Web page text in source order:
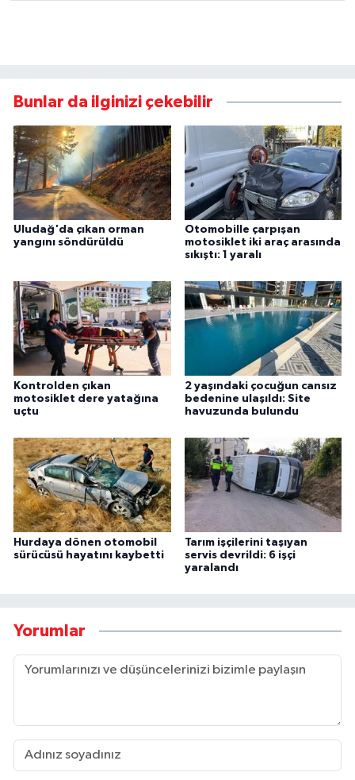
Bunlar da ilginizi çekebilir
Uludağ'da çıkan orman
yangını söndürüldü
Otomobille çarpışan
motosiklet iki araç arasında
sıkıştı: 1 yaralı
Kontrolden çıkan
motosiklet dere yatağına
uçtu
2 yaşındaki çocuğun cansız
bedenine ulaşıldı: Site
havuzunda bulundu
Hurdaya dönen otomobil
sürücüsü hayatını kaybetti
Tarım işçilerini taşıyan
servis devrildi: 6 işçi
yaralandı
Yorumlar